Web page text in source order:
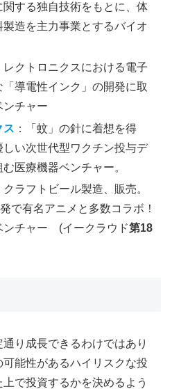
する独自技術をもとに、体
造を主力事業とするバイオ
レクトロニクスにおける電子
導電性インク」の開発に取
ンチャー
ス ：「蚊」の針に着想を得
い次世代型ワクチン投与デ
医療機器ベンチャー。
クラフトビール製造、販売。
で有名アニメと多数コラボ！
ンチャー (イークラウド第18
り成長できるわけではあり
能性があるハイリスクな投
で投資するかを決めるよう